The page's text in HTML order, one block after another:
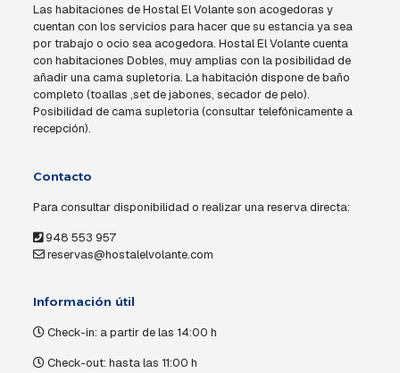
Las habitaciones de Hostal El Volante son acogedoras y
cuentan con los servicios para hacer que su estancia ya sea
por trabajo o ocio sea acogedora. Hostal El Volante cuenta
con habitaciones Dobles, muy amplias con la posibilidad de
añadir una cama supletoria. La habitación dispone de baño
completo (toallas ,set de jabones, secador de pelo).
Posibilidad de cama supletoria (consultar telefónicamente a
recepción).
Contacto
Para consultar disponibilidad o realizar una reserva directa:
948 553 957
reservas@hostalelvolante.com
Información útil
Check-in: a partir de las 14:00 h
Check-out: hasta las 11:00 h